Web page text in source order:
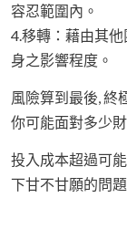
容忍範圍內。
4.移轉：藉由其
身之影響程度。
風險算到最後, 終
你可能面對多少
投入成本超過可
下甘不甘願的問